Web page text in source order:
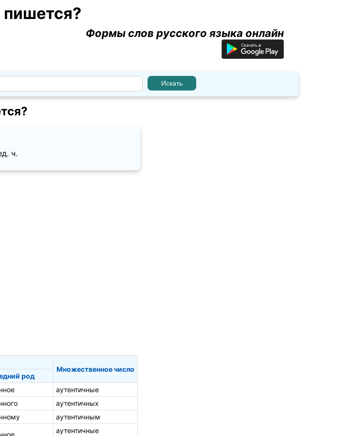
пишется?
Формы слов русского языка онлайн
ч.
Множественное число
род
аутентичные
аутентичных
аутентичным
аутентичные